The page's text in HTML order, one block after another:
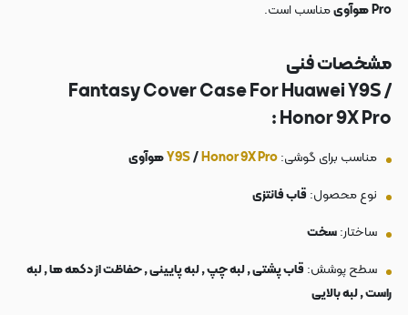
Proهوآویمناسب است.
مشخصات فنی
FantasyCover Case For Huawei Y9S /
Honor 9X Pro :
مناسب برای گوشی: Y9S/Honor 9X Pro
هوآوی
نوع محصول: قاب فانتزی
ساختار:سخت
سطح پوشش: قاب پشتی , لبه چپ , لبه پایینی , حفاظت از دکمه ها , لبه
راست , لبه بالایی